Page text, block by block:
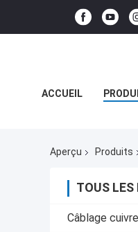
ACCUEIL
Aperçu Produits
TOUS LES
Câblage